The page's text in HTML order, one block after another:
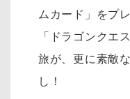
ムカード」をプレ
「ドラゴンクエ
旅が、更に素敵
し！